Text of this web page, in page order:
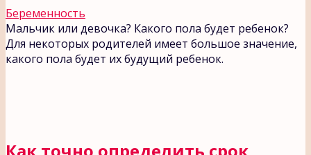
Беременность
Мальчик или девочка? Какого пола будет ребенок?
Для некоторых родителей имеет большое значение,
какого пола будет их будущий ребенок.
Как точно определить срок